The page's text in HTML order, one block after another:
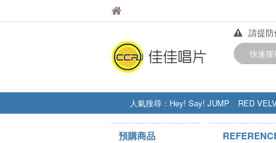
佳佳唱片
請提防
【中
快速搜
人氣搜尋： Hey! Say! JUMP RED
STRAY KIDS
盧廣仲 周杰伦
預購商品